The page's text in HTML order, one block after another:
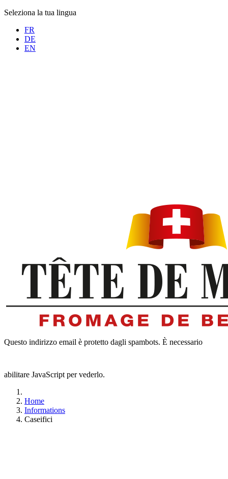
Seleziona la tua lingua
FR
DE
EN
Questo indirizzo email è protetto dagli spambots. È necessario
abilitare JavaScript per vederlo.
Home
Informations
Caseifici